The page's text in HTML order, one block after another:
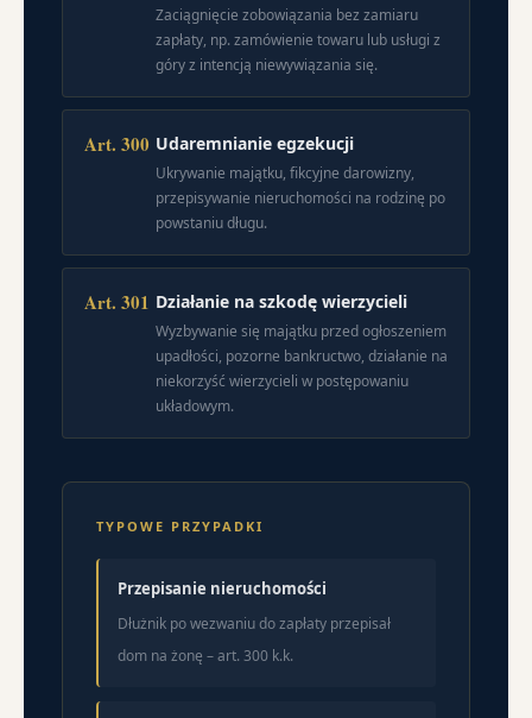
Zaciągnięcie zobowiązania bez zamiaru
zapłaty, np. zamówienie towaru lub usługi z
góry z intencją niewywiązania się.
Art. 300 Udaremnianie egzekucji
Ukrywanie majątku, fikcyjne darowizny,
przepisywanie nieruchomości na rodzinę po
powstaniu długu.
Art. 301 Działanie na szkodę wierzycieli
Wyzbywanie się majątku przed ogłoszeniem
upadłości, pozorne bankructwo, działanie na
niekorzyść wierzycieli w postępowaniu
układowym.
TYPOWE PRZYPADKI
Przepisanie nieruchomości
Dłużnik po wezwaniu do zapłaty przepisał
dom na żonę – art. 300 k.k.